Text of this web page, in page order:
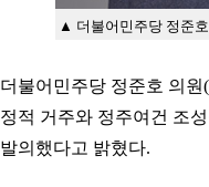
▲ 더불어민주당 정준
더불어민주당 정준호 의
정적 거주와 정주여건 조
발의했다고 밝혔다.